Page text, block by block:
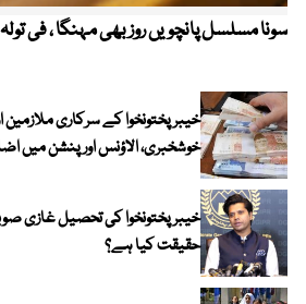
سونا مسلسل پانچویں روز بھی مہنگا ، فی
خیبرپختونخوا کے سرکاری ملازمین
خوشخبری، الاؤنس اور پنشن میں
خیبر پختونخوا کی تحصیل غازی
حقیقت کیا ہے؟